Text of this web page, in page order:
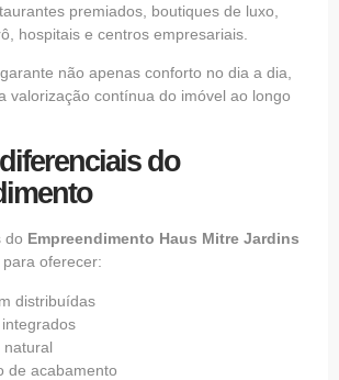
premiados, boutiques de luxo,
hospitais e centros empresariais.
não apenas conforto no dia a dia,
valorização contínua do imóvel ao longo
do
do Empreendimento Haus Mitre Jardins
oferecer:
distribuídas
natural
de acabamento